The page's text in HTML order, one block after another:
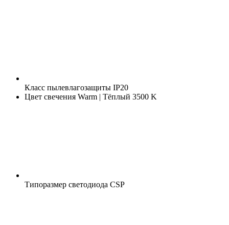
Класс пылевлагозащиты IP20
Цвет свечения Warm | Тёплый 3500 K
Типоразмер светодиода CSP